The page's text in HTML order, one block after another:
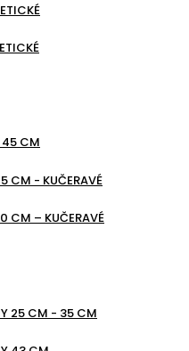
45 CM
CM - KUČERAVÉ
CM – KUČERAVÉ
25 CM - 35 CM